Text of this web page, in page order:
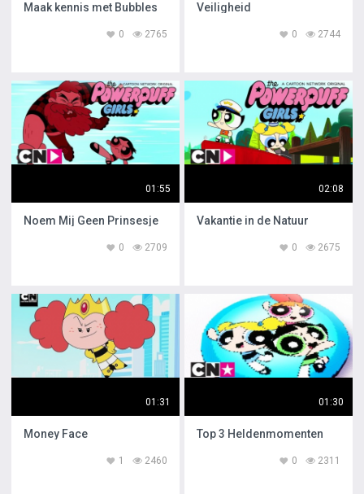
Maak kennis met Bubbles
2765
0
Veiligheid
2744
0
01:55
Noem Mij Geen Prinsesje
2709
0
02:08
Vakantie in de Natuur
2675
0
01:31
Money Face
2460
1
01:30
Top 3 Heldenmomenten
2311
0